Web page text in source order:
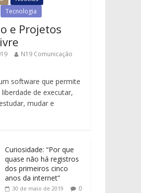
Tecnologia
e Projetos
N19 Comunicação
software que permite
de executar,
mudar e
Curiosidade: “Por que
quase não há registros
dos primeiros cinco
anos da internet”
30 de maio de 2019 0